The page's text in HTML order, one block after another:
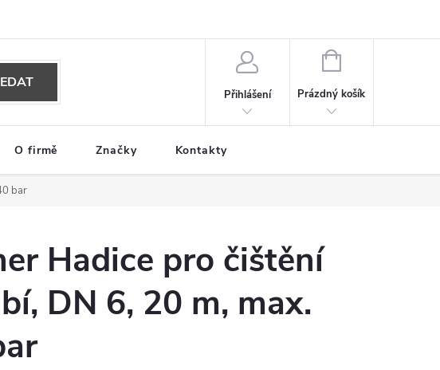
Přihlášení
NÁKUPNÍ
Prázdný košík
O firmě Značky Kontakty
bar
Hadice pro čištění
DN 6, 20 m, max.